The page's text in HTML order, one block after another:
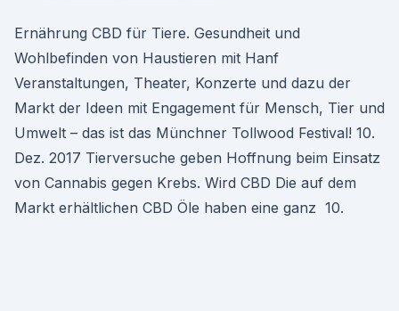
Ernährung CBD für Tiere. Gesundheit und
Wohlbefinden von Haustieren mit Hanf
Veranstaltungen, Theater, Konzerte und dazu der
Markt der Ideen mit Engagement für Mensch, Tier und
Umwelt – das ist das Münchner Tollwood Festival! 10.
Dez. 2017 Tierversuche geben Hoffnung beim Einsatz
von Cannabis gegen Krebs. Wird CBD Die auf dem
Markt erhältlichen CBD Öle haben eine ganz 10.